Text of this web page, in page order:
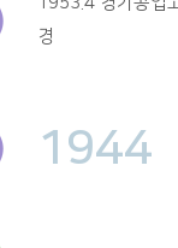
경
1944